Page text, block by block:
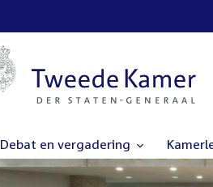
Debat en vergadering